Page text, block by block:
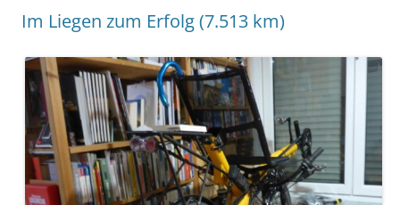
Im Liegen zum Erfolg (7.513 km)